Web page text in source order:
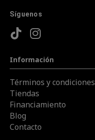
Síguenos
Información
Términos y condiciones
Tiendas
Financiamiento
Blog
Contacto